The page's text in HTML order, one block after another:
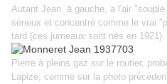
Autant Jean, à gauche, a l'air
sérieux et concentré comme le vrai
tard (ces jumeaux sont nés en 1921).
Pierre à pleins gaz sur le routier,
Lapize, comme sur la photo